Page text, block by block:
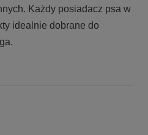
Każdy posiadacz psa w
idealnie dobrane do